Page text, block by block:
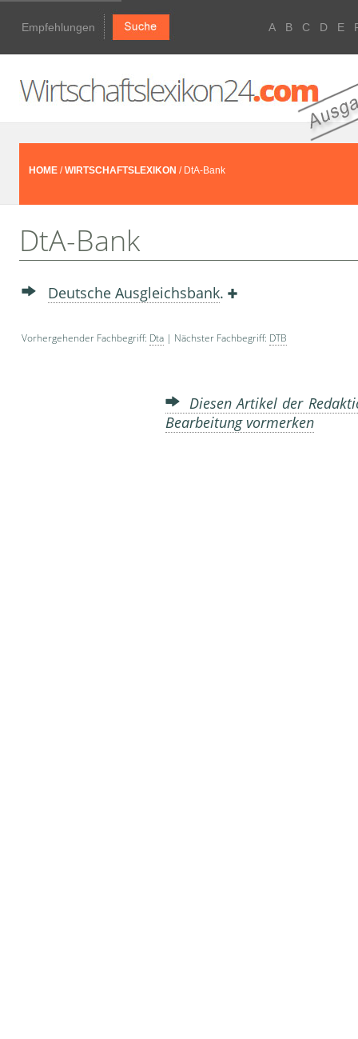
Empfehlungen A B C D E
HOME /WIRTSCHAFTSLEXIKON / DtA-Bank
DtA-Bank
Deutsche Ausgleichsbank.
Vorhergehender Fachbegriff: Dta | Nächster Fachbegriff: DTB
Diesen Artikel der
Bearbeitung vormerken